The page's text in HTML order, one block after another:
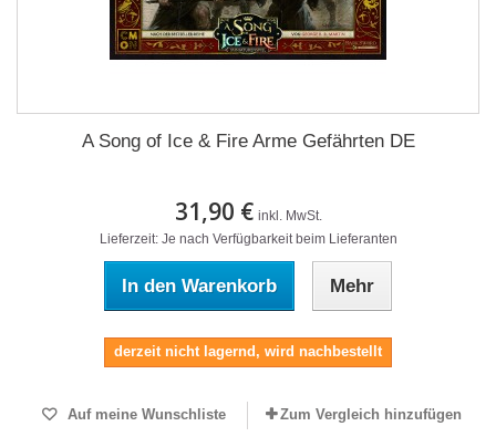
A Song of Ice & Fire Arme Gefährten DE
31,90 € inkl. MwSt.
Lieferzeit: Je nach Verfügbarkeit beim Lieferanten
In den Warenkorb Mehr
derzeit nicht lagernd, wird nachbestellt
Auf meine Wunschliste Zum Vergleich hinzufügen